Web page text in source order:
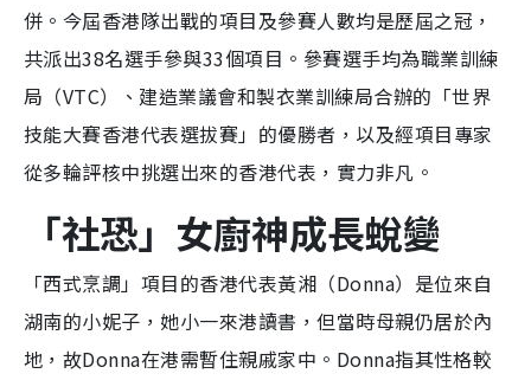
n
i
n
g
T
m
e
併。今屆香港隊出戰的項目及參賽人數均是歷屆之冠，
共派出38名選手參與33個項目。參賽選手均為職業訓練
局（VTC）、建造業議會和製衣業訓練局合辦的「世界
技能大賽香港代表選拔賽」的優勝者，以及經項目專家
從多輪評核中挑選出來的香港代表，實力非凡。
「社恐」女廚神成長蛻變
「西式烹調」項目的香港代表黃湘（Donna）是位來自
湖南的小妮子，她小一來港讀書，但當時母親仍居於內
地，故Donna在港需暫住親戚家中。Donna指其性格較